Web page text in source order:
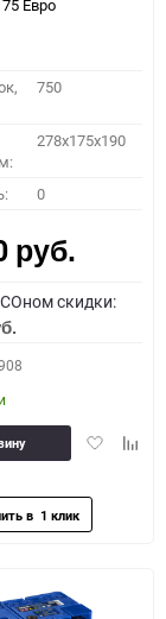
Евро
750
278x175x190
0
руб.
скидки:
Добавить